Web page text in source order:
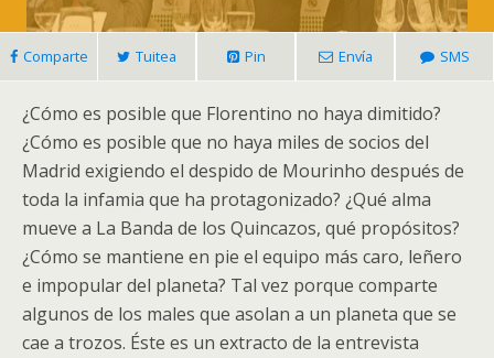
Comparte Tuitea Pin Envía SMS
¿Cómo es posible que Florentino no haya dimitido?
¿Cómo es posible que no haya miles de socios del
Madrid exigiendo el despido de Mourinho después de
toda la infamia que ha protagonizado? ¿Qué alma
mueve a La Banda de los Quincazos, qué propósitos?
¿Cómo se mantiene en pie el equipo más caro, leñero
e impopular del planeta? Tal vez porque comparte
algunos de los males que asolan a un planeta que se
cae a trozos. Éste es un extracto de la entrevista